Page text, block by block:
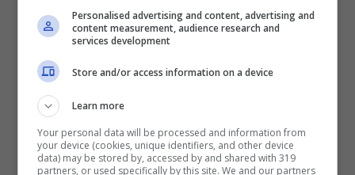
avrebbe già fatto un primissimo passo dopo
la cacciata di casa di Fedez. Si sarebbe
rivolta ad uncelebre avvocato divorzista
per capire come muoversi sull’affido di Leone
e Vittoria.
Personalised advertising and content, advertising and
content measurement, audience research and
services development
Store and/or access information on a device
Learn more
Your personal data will be processed and information from
your device (cookies, unique identifiers, and other device
data) may be stored by, accessed by and shared with 319
partners, or used specifically by this site. We and our partners